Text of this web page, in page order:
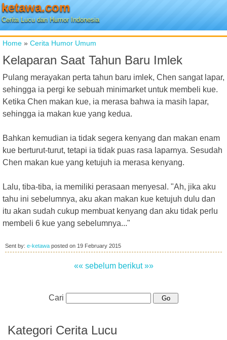
ketawa.com
Cerita Lucu dan Humor Indonesia
Home » Cerita Humor Umum
Kelaparan Saat Tahun Baru Imlek
Pulang merayakan perta tahun baru imlek, Chen sangat lapar,
sehingga ia pergi ke sebuah minimarket untuk membeli kue.
Ketika Chen makan kue, ia merasa bahwa ia masih lapar,
sehingga ia makan kue yang kedua.
Bahkan kemudian ia tidak segera kenyang dan makan enam
kue berturut-turut, tetapi ia tidak puas rasa laparnya. Sesudah
Chen makan kue yang ketujuh ia merasa kenyang.
Lalu, tiba-tiba, ia memiliki perasaan menyesal. "Ah, jika aku
tahu ini sebelumnya, aku akan makan kue ketujuh dulu dan
itu akan sudah cukup membuat kenyang dan aku tidak perlu
membeli 6 kue yang sebelumnya..."
Sent by: e-ketawa posted on 19 February 2015
«« sebelum berikut »»
Cari
Kategori Cerita Lucu